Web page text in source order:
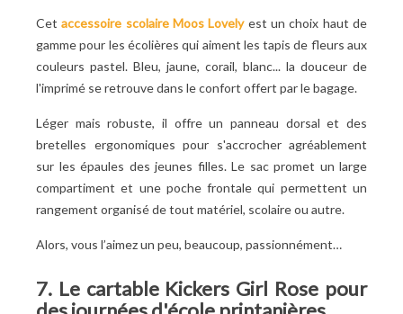
Cetaccessoire scolaire Moos Lovelyest un choix haut de
gamme pour les écolières qui aiment les tapis de fleurs aux
couleurs pastel. Bleu, jaune, corail, blanc... la douceur de
l'imprimé se retrouve dans le confort offert par le bagage.
Léger mais robuste, il offre un panneau dorsal et des
bretelles ergonomiques pour s'accrocher agréablement
sur les épaules des jeunes filles. Le sac promet un large
compartiment et une poche frontale qui permettent un
rangement organisé de tout matériel, scolaire ou autre.
Alors, vous l’aimez un peu, beaucoup, passionnément…
7. Le cartable Kickers Girl Rose pour